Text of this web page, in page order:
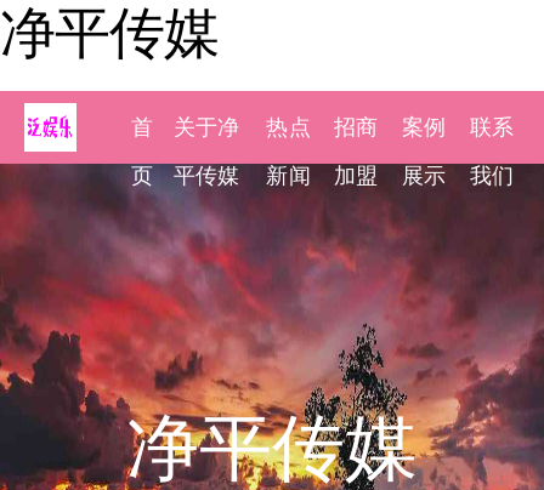
净平传媒
首
页
关于净
平传媒
热点
新闻
招商
加盟
案例
展示
联系
我们
净平传媒